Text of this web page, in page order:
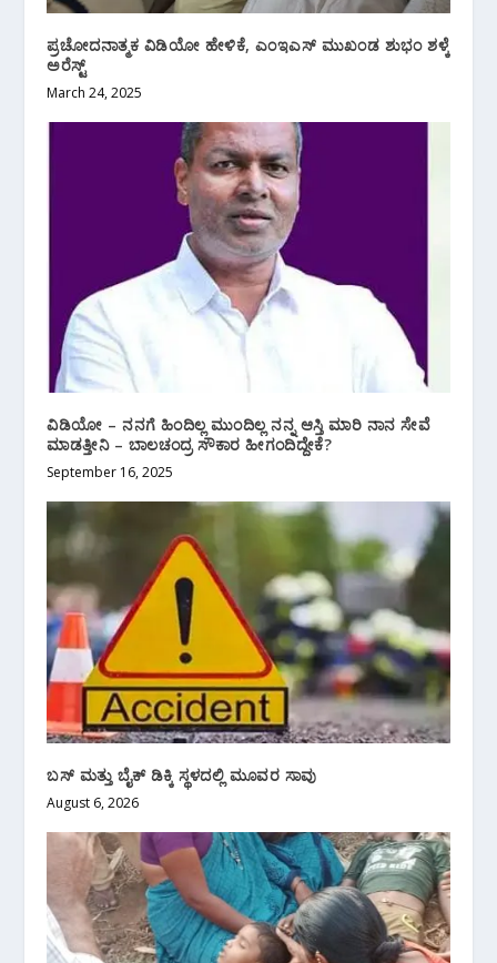
ಪ್ರಚೋದನಾತ್ಮಕ ವಿಡಿಯೋ ಹೇಳಿಕೆ, ಎಂಇಎಸ್ ಮುಖಂಡ ಶುಭಂ ಶಳ್ಕೆ
ಅರೆಸ್ಟ್
March 24, 2025
ವಿಡಿಯೋ – ನನಗೆ ಹಿಂದಿಲ್ಲ ಮುಂದಿಲ್ಲ ನನ್ನ ಆಸ್ತಿ ಮಾರಿ ನಾನ ಸೇವೆ
ಮಾಡತ್ತೀನಿ‌ – ಬಾಲಚಂದ್ರ ಸೌಕಾರ ಹೀಗಂದಿದ್ದೇಕೆ?
September 16, 2025
ಬಸ್ ಮತ್ತು ಬೈಕ್ ಡಿಕ್ಕಿ ಸ್ಥಳದಲ್ಲಿ ಮೂವರ ಸಾವು
August 6, 2026